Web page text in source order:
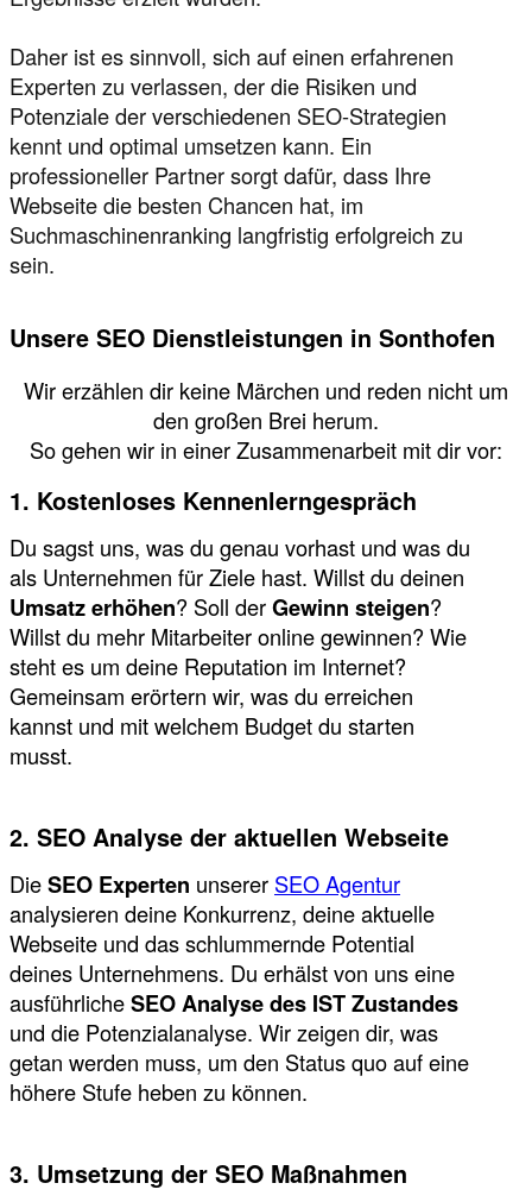
Daher ist es sinnvoll, sich auf einen erfahrenen
Experten zu verlassen, der die Risiken und
Potenziale der verschiedenen SEO-Strategien
kennt und optimal umsetzen kann. Ein
professioneller Partner sorgt dafür, dass Ihre
Webseite die besten Chancen hat, im
Suchmaschinenranking langfristig erfolgreich zu
sein.
Unsere SEO Dienstleistungen in Sonthofen
Wir erzählen dir keine Märchen und reden nicht um
den großen Brei herum.
So gehen wir in einer Zusammenarbeit mit dir vor:
1. Kostenloses Kennenlerngespräch
Du sagst uns, was du genau vorhast und was du
als Unternehmen für Ziele hast. Willst du deinen
Umsatz erhöhen? Soll derGewinn steigen?
Willst du mehr Mitarbeiter online gewinnen? Wie
steht es um deine Reputation im Internet?
Gemeinsam erörtern wir, was du erreichen
kannst und mit welchem Budget du starten
musst.
2. SEO Analyse der aktuellen Webseite
DieSEO Experten unserer SEO Agentur
analysieren deine Konkurrenz, deine aktuelle
Webseite und das schlummernde Potential
deines Unternehmens. Du erhälst von uns eine
ausführlicheSEO Analyse des IST Zustandes
und die Potenzialanalyse. Wir zeigen dir, was
getan werden muss, um den Status quo auf eine
höhere Stufe heben zu können.
3. Umsetzung der SEO Maßnahmen